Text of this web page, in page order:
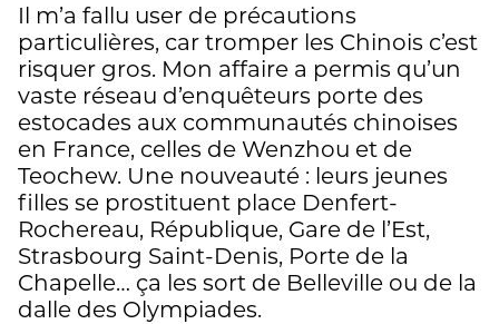
Il m’a fallu user de précautions
particulières, car tromper les Chinois c’est
risquer gros. Mon affaire a permis qu’un
vaste réseau d’enquêteurs porte des
estocades aux communautés chinoises
en France, celles de Wenzhou et de
Teochew. Une nouveauté : leurs jeunes
filles se prostituent place Denfert-
Rochereau, République, Gare de l’Est,
Strasbourg Saint-Denis, Porte de la
Chapelle… ça les sort de Belleville ou de la
dalle des Olympiades.